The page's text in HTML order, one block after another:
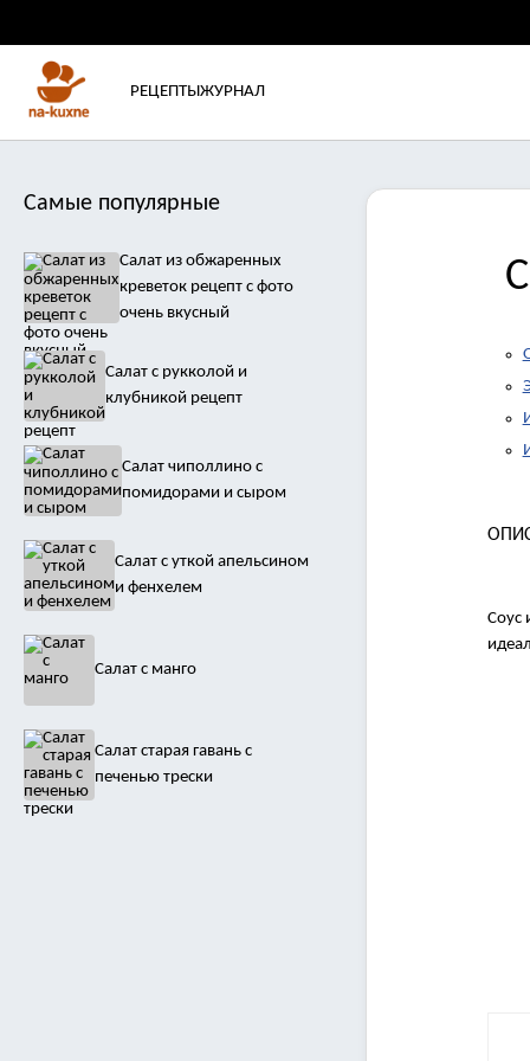
РЕЦЕПТЫЖУРНАЛ
Самые популярные
Салат из обжаренных
креветок рецепт с фото
очень вкусный
Салат с рукколой и
клубникой рецепт
Салат чиполлино с
помидорами и сыром
Салат с уткой апельсином
и фенхелем
Салат с манго
Салат старая гавань с
печенью трески
Соус